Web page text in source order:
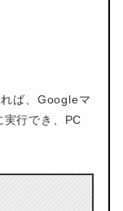
ば、Googleマ
実行でき、PC